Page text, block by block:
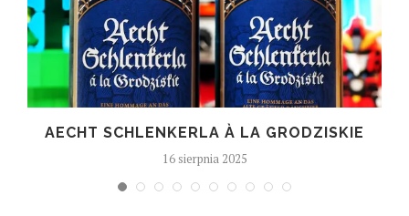
AECHT SCHLENKERLA À LA GRODZISKIE
16 sierpnia 2025